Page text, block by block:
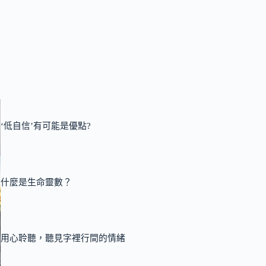
‘低自信’有可能是優點?
什麼是生命靈數？
用心聆聽，聽見字裡行間的情緒